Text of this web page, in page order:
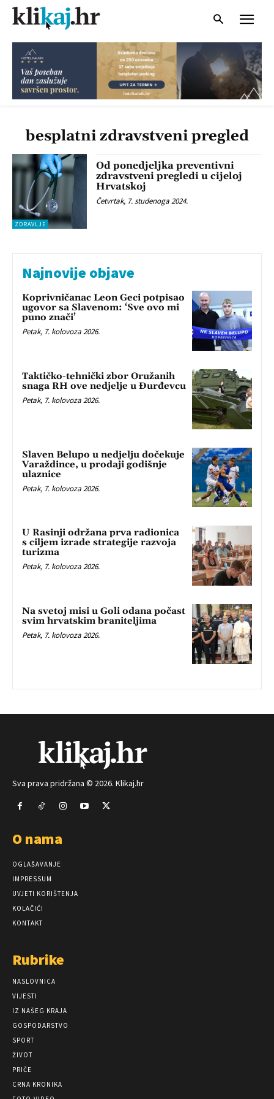
besplatni zdravstveni pregled
ZDRAVLJE
Od ponedjeljka preventivni
zdravstveni pregledi u cijeloj
Hrvatskoj
Četvrtak, 7. studenoga 2024.
Najnovije objave
Koprivničanac Leon Geci potpisao
ugovor sa Slavenom: ‘Sve ovo mi
puno znači’
Petak, 7. kolovoza 2026.
Taktičko-tehnički zbor Oružanih
snaga RH ove nedjelje u Đurđevcu
Petak, 7. kolovoza 2026.
Slaven Belupo u nedjelju dočekuje
Varaždince, u prodaji godišnje
ulaznice
Petak, 7. kolovoza 2026.
U Rasinji održana prva radionica
s ciljem izrade strategije razvoja
turizma
Petak, 7. kolovoza 2026.
Na svetoj misi u Goli odana počast
svim hrvatskim braniteljima
Petak, 7. kolovoza 2026.
Sva prava pridržana © 2026. Klikaj.hr
O nama
OGLAŠAVANJE
IMPRESSUM
UVJETI KORIŠTENJA
KOLAČIĆI
KONTAKT
Rubrike
NASLOVNICA
VIJESTI
IZ NAŠEG KRAJA
GOSPODARSTVO
SPORT
ŽIVOT
PRIČE
CRNA KRONIKA